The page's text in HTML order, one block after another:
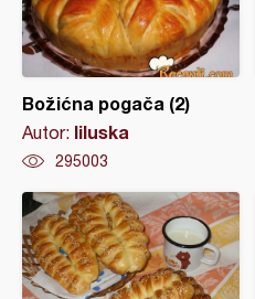
Božićna pogača (2)
Autor: liluska
295003